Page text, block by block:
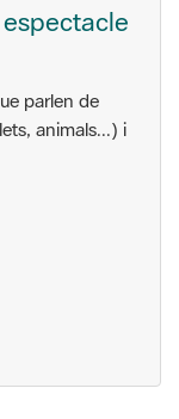
parlen de
animals...) i